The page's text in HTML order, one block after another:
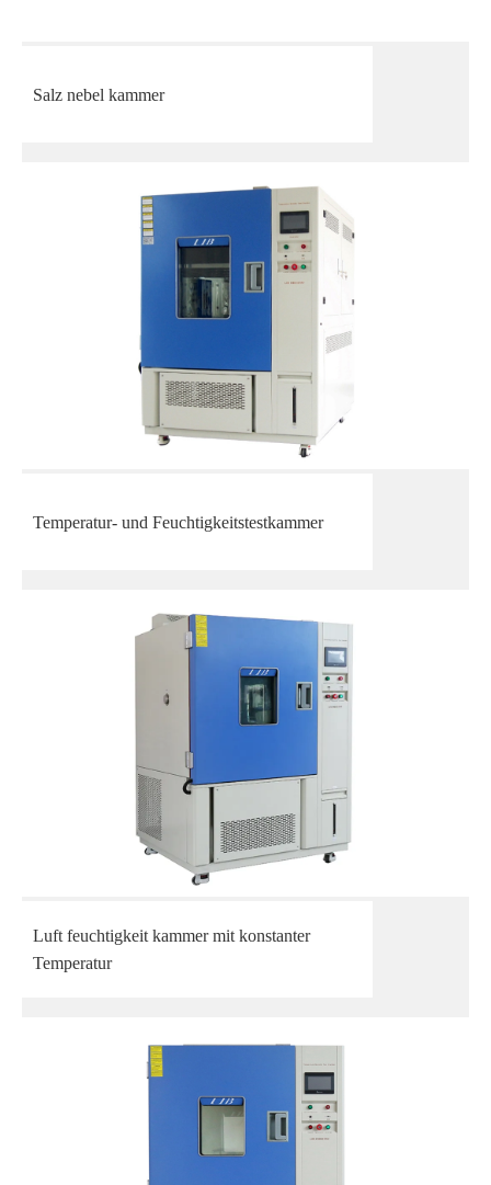
Salz nebel kammer
Temperatur- und Feuchtigkeitstestkammer
Luft feuchtigkeit kammer mit konstanter
Temperatur